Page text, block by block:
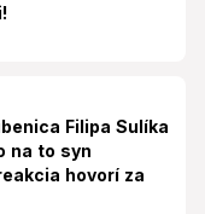
Filipa Sulíka
na to syn
hovorí za